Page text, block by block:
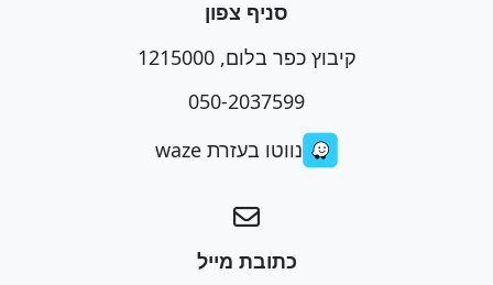
סניף צפון
קיבוץ כפר בלום, 1215000
050-2037599
נווטו בעזרת waze
כתובת מייל